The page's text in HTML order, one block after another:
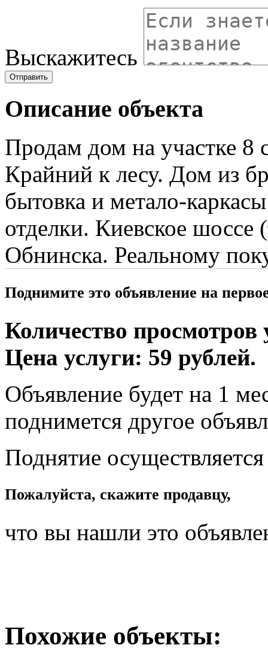
Выскажитесь
Отправить
Описание объекта
Продам дом на участке 8
Крайний к лесу. Дом из
бытовка и метало-
отделки. Киевское
Обнинска. Реальному
Поднимите это объявление на
Количество просмотров
Цена услуги: 59 рублей.
Объявление будет на 1
поднимется другое
Поднятие
Пожалуйста, скажите продавцу,
что вы нашли это
Похожие объекты: